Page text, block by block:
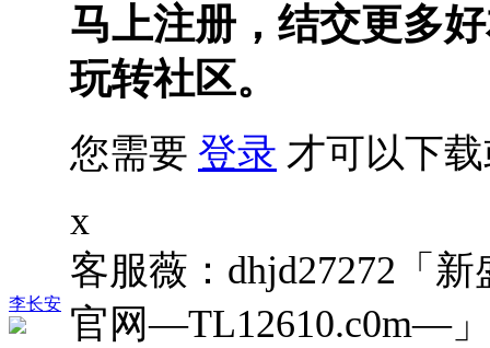
李长安
马上注册，结交更多
玩转社区。
您需要 登录 才可以下
x
客服薇：dhjd27272「
官网—TL12610.c0m—